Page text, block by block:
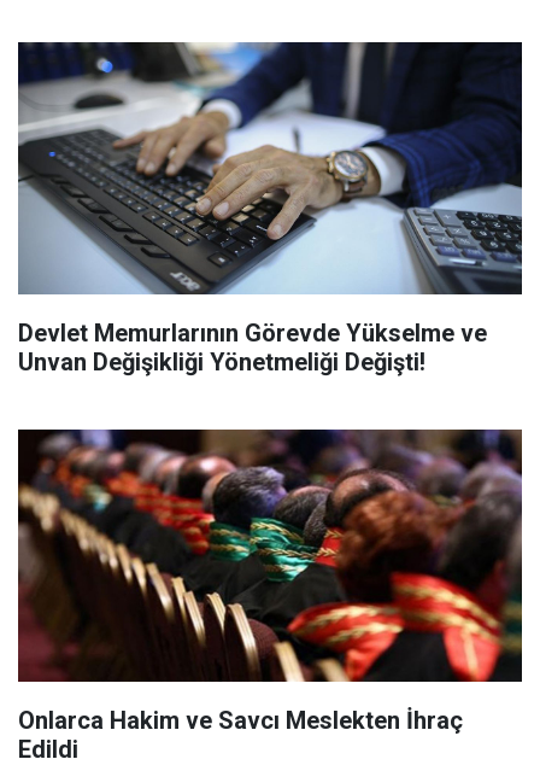
Devlet Memurlarının Görevde Yükselme ve
Unvan Değişikliği Yönetmeliği Değişti!
Onlarca Hakim ve Savcı Meslekten İhraç
Edildi